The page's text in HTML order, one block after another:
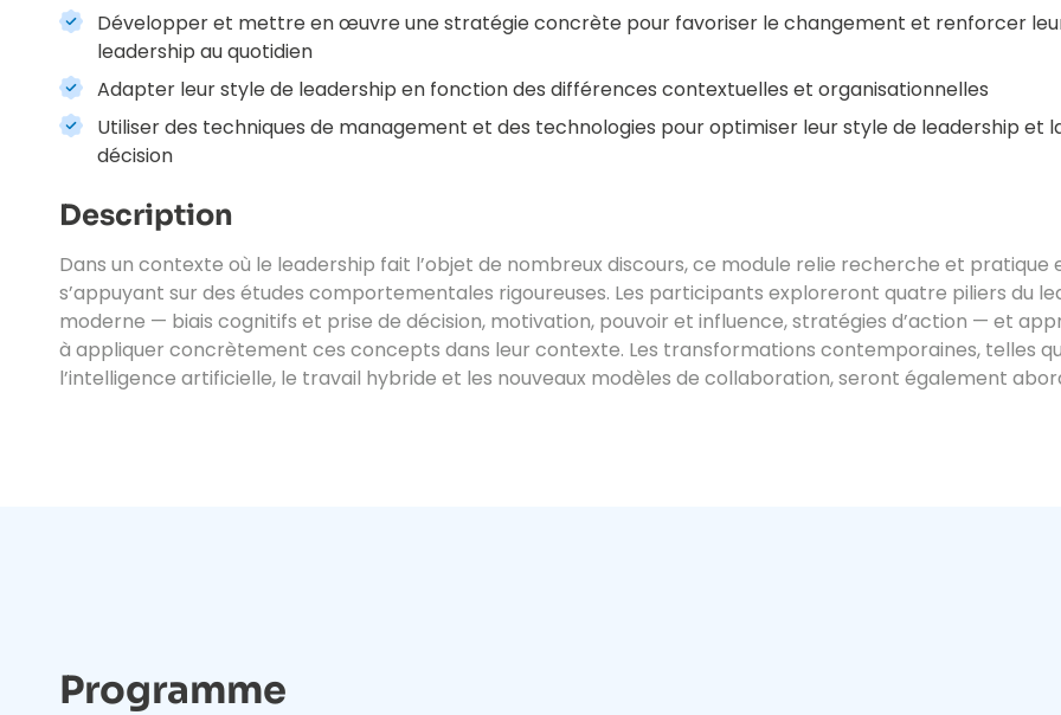
Développer et mettre en œuvre une stratégie concrète pour favoriser le changement et renforcer
leadership au quotidien
Adapter leur style de leadership en fonction des différences contextuelles et organisationnelles
Utiliser des techniques de management et des technologies pour optimiser leur style de leadership et
décision
Description
Dans un contexte où le leadership fait l’objet de nombreux discours, ce module relie recherche et pratique
s’appuyant sur des études comportementales rigoureuses. Les participants exploreront quatre piliers du
moderne — biais cognitifs et prise de décision, motivation, pouvoir et influence, stratégies d’action — et
à appliquer concrètement ces concepts dans leur contexte. Les transformations contemporaines, telles
l’intelligence artificielle, le travail hybride et les nouveaux modèles de collaboration, seront également
Programme